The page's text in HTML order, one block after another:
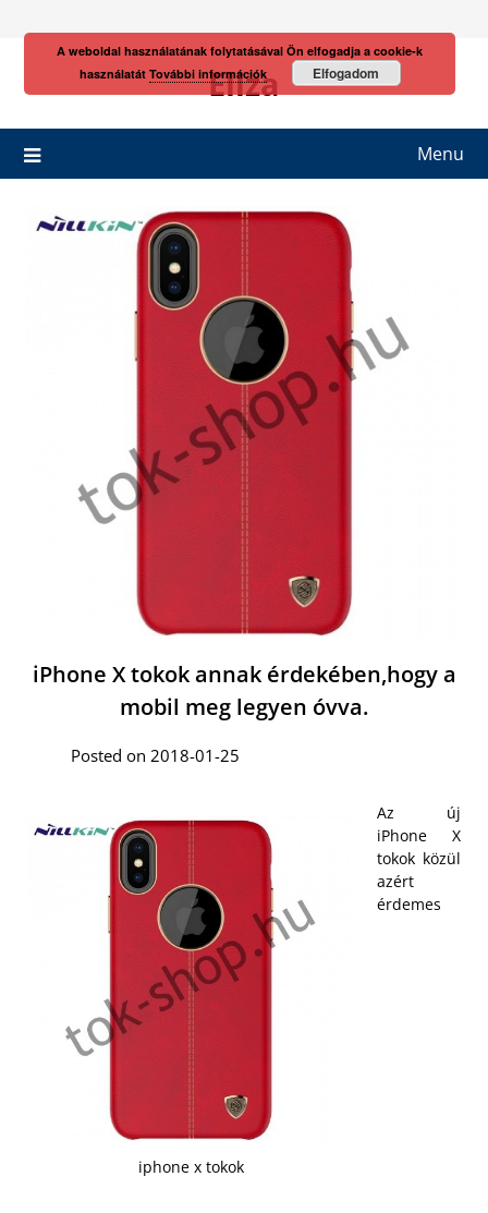
Eliza
Menu
iPhone X tokok annak érdekében,hogy a
mobil meg legyen óvva.
Posted on 2018-01-25
iphone x tokok
Az új
iPhone X
tokok közül
azért
érdemes
A weboldal használatának folytatásával Ön elfogadja a cookie-k
használatát További információk Elfogadom